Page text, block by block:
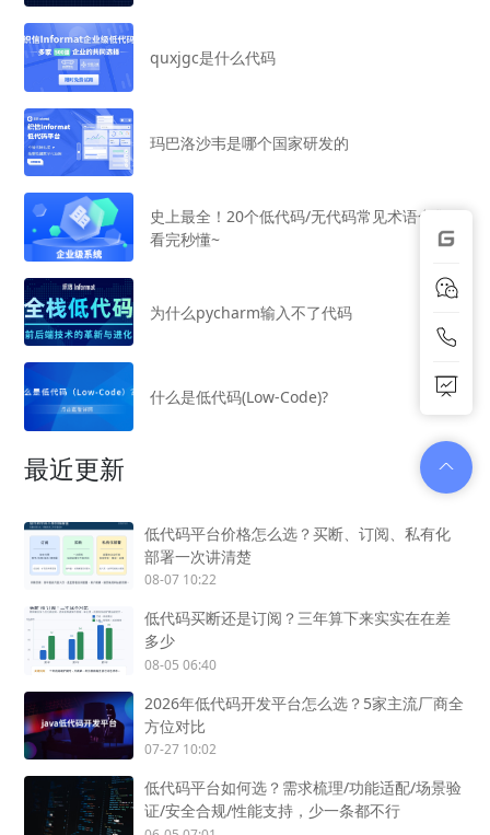
quxjgc是什么代码
玛巴洛沙韦是哪个国家研发的
史上最全！20个低代码/无代码常见术语合集，
看完秒懂~
为什么pycharm输入不了代码
什么是低代码(Low-Code)?
最近更新
低代码平台价格怎么选？买断、订阅、私有化
部署一次讲清楚
08-07 10:22
低代码买断还是订阅？三年算下来实实在在差
多少
08-05 06:40
2026年低代码开发平台怎么选？5家主流厂商全
方位对比
07-27 10:02
低代码平台如何选？需求梳理/功能适配/场景验
证/安全合规/性能支持，少一条都不行